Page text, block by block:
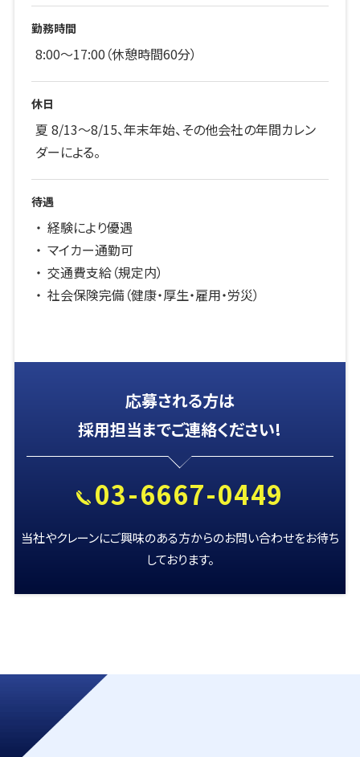
勤務時間
8:00～17:00（休憩時間60分）
休日
夏 8/13～8/15、年末年始、その他会社の年間カレン
ダーによる。
待遇
経験により優遇
マイカー通勤可
交通費支給（規定内）
社会保険完備（健康・厚生・雇用・労災）
応募される方は
採用担当までご連絡ください!
03-6667-0449
当社やクレーンにご興味のある方からのお問い合わせをお待ち
しております。